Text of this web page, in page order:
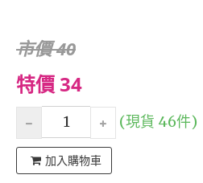
市價 40
特價 34
(現貨 46件)
加入購物車